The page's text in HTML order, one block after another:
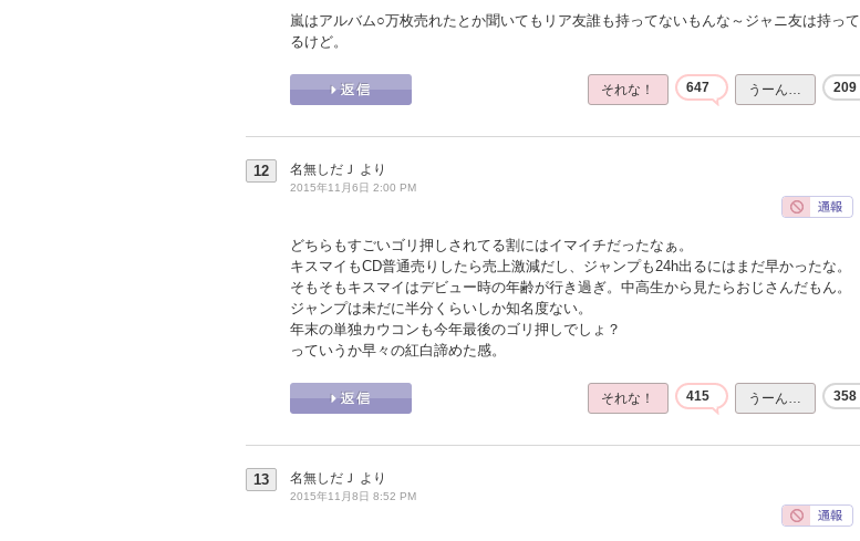
嵐はアルバム○万枚売れたとか聞いてもリア友誰も持ってないもんな～ジャニ友は持って
るけど。
それな！ 647 うーん… 209
12 名無しだＪ より
2015年11月6日 2:00 PM
どちらもすごいゴリ押しされてる割にはイマイチだったなぁ。
キスマイもCD普通売りしたら売上激減だし、ジャンプも24h出るにはまだ早かったな。
そもそもキスマイはデビュー時の年齢が行き過ぎ。中高生から見たらおじさんだもん。
ジャンプは未だに半分くらいしか知名度ない。
年末の単独カウコンも今年最後のゴリ押しでしょ？
っていうか早々の紅白諦めた感。
それな！ 415 うーん… 358
13 名無しだＪ より
2015年11月8日 8:52 PM